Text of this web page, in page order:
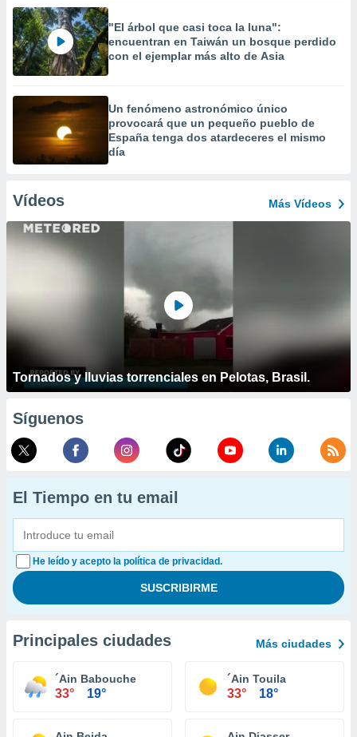
"El árbol que casi toca la luna":
encuentran en Taiwán un bosque perdido
con el ejemplar más alto de Asia
Un fenómeno astronómico único
provocará que un pequeño pueblo de
España tenga dos atardeceres el mismo
día
Vídeos Más Vídeos
Tornados y lluvias torrenciales en Pelotas, Brasil.
Síguenos
El Tiempo en tu email
He leído y acepto la política de privacidad.
Principales ciudades Más ciudades
´Ain Babouche
33° 19°
´Ain Touila
33° 18°